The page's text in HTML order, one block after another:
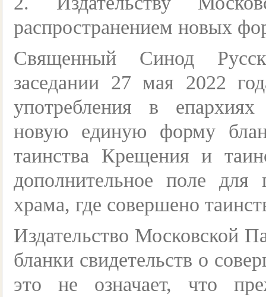
распространением новых
Священный Синод
заседании 27 мая 2022
употребления в
новую единую форму
таинства Крещения и
дополнительное поле для
храма, где совершено
Издательство Московской
бланки свидетельств о
это не означает, что